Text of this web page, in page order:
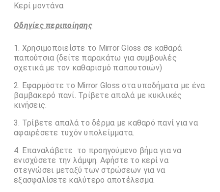
Κερί μοντάνα
Οδηγίες περιποίησης
Χρησιμοποιείστε το Mirror Gloss σε καθαρά
παπούτσια (δείτε παρακάτω για συμβουλές
σχετικά με τον καθαρισμό παπουτσιών)
Εφαρμόστε το Mirror Gloss στα υποδήματα με ένα
βαμβακερό πανί. Τρίβετε απαλά με κυκλικές
κινήσεις.
Τρίβετε απαλά το δέρμα με καθαρό πανί για να
αφαιρέσετε τυχόν υπολείμματα.
Επαναλάβετε το προηγούμενο βήμα για να
ενισχύσετε την λάμψη. Αφήστε το κερί να
στεγνώσει μεταξύ των στρώσεων για να
εξασφαλίσετε καλύτερο αποτέλεσμα.